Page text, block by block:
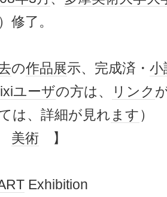
）修了。
の作品展示、完成済・ 小
ユーザの方は、 リンク
は、詳細が見れます）
美術 】
Exhibition